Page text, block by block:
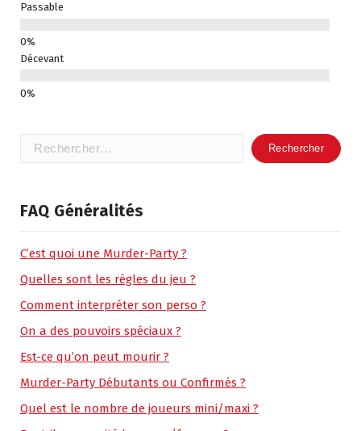
Passable
Décevant
Rechercher :
FAQ Généralités
C’est quoi une Murder-Party ?
Quelles sont les règles du jeu ?
Comment interpréter son perso ?
On a des pouvoirs spéciaux ?
Est-ce qu’on peut mourir ?
Murder-Party Débutants ou Confirmés ?
Quel est le nombre de joueurs mini/maxi ?